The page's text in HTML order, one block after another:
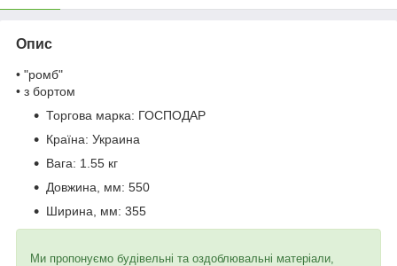
Опис
• "ромб"
• з бортом
Торгова марка: ГОСПОДАР
Країна: Украина
Вага: 1.55 кг
Довжина, мм: 550
Ширина, мм: 355
Ми пропонуємо будівельні та оздоблювальні матеріали,